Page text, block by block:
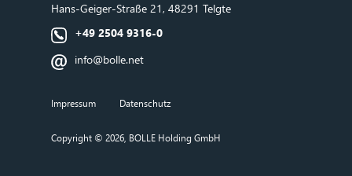
Hans‑Geiger‑Straße 21, 48291 Telgte
+49 2504 9316-0
info@bolle.net
Impressum Datenschutz
Copyright © 2026, BOLLE Holding GmbH